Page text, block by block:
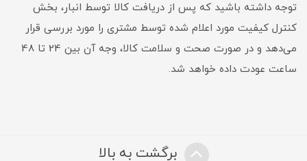
توجه داشته باشید که پس از دریافت کالا توسط انبار، بخش
کنترل کیفیت مورد اعلام شده توسط مشتری را مورد بررسی قرار
می‌دهد و در صورت صحت و سلامت کالا، وجه آن بین 24 تا 48
ساعت عودت داده خواهد شد.
برگشت به بالا